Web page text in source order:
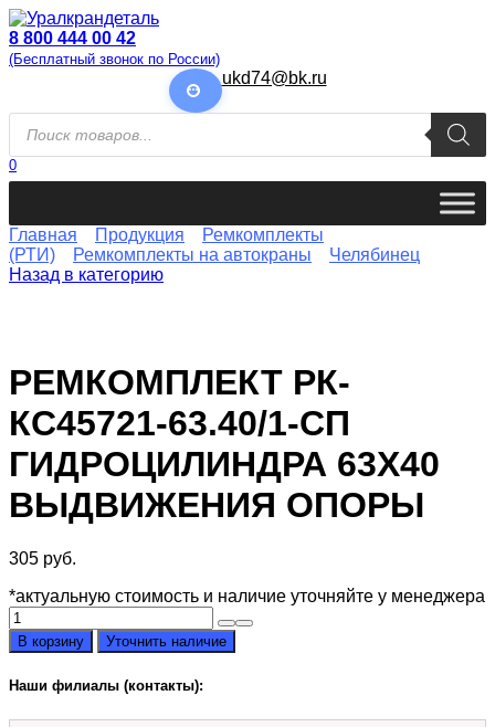
Перейти
к
содержанию
8 800 444 00 42
(Бесплатный звонок по России)
ukd74@bk.ru
Поиск
товаров
0
Главная Продукция
Ремкомплекты
(РТИ)
Ремкомплекты на автокраны
Челябинец
Назад в категорию
РЕМКОМПЛЕКТ РК-
КС45721-63.40/1-СП
ГИДРОЦИЛИНДРА 63Х40
ВЫДВИЖЕНИЯ ОПОРЫ
305 руб.
*актуальную стоимость и наличие уточняйте у менеджера
Количество
товара
Ремкомплект
РК-
КС45721-
63.40/1-
В корзину Уточнить наличие
Наши филиалы (контакты):